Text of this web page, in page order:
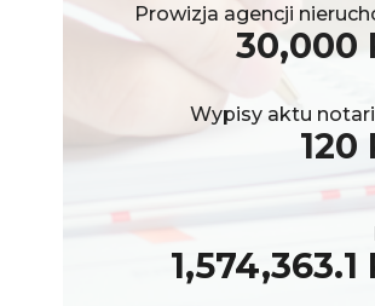
Prowizja agencji
30,000
Wypisy aktu
120
1,574,363.1